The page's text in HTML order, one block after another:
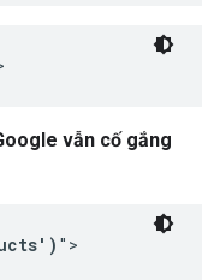
vẫn cố gắng
">